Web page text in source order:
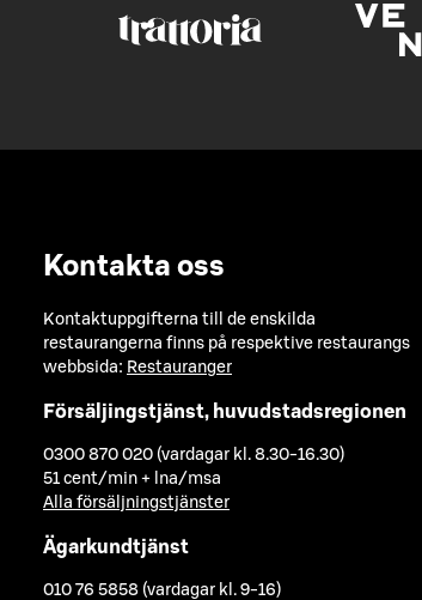
Kontakta oss
Kontaktuppgifterna till de enskilda
restaurangerna finns på respektive restaurangs
webbsida: Restauranger
Försäljingstjänst, huvudstadsregionen
0300 870 020 (vardagar kl. 8.30-16.30)
51 cent/min + lna/msa
Alla försäljningstjänster
Ägarkundtjänst
010 76 5858 (vardagar kl. 9-16)